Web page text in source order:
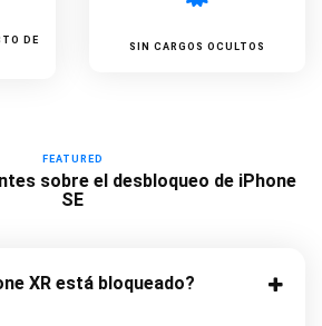
DE
SIN CARGOS OCULTOS
FEATURED
sobre el desbloqueo de iPhone
SE
XR está bloqueado?